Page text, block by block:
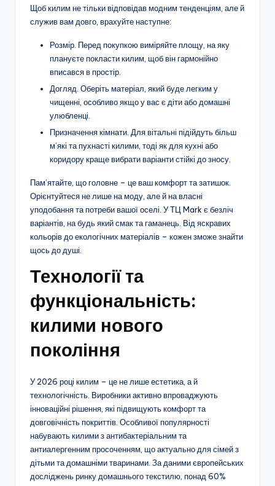
Щоб килим не тільки відповідав модним тенденціям, але й
служив вам довго, врахуйте наступне:
Розмір. Перед покупкою виміряйте площу, на яку
плануєте покласти килим, щоб він гармонійно
вписався в простір.
Догляд. Оберіть матеріал, який буде легким у
чищенні, особливо якщо у вас є діти або домашні
улюбленці.
Призначення кімнати. Для вітальні підійдуть більш
м’які та пухнасті килими, тоді як для кухні або
коридору краще вибрати варіанти стійкі до зносу.
Пам’ятайте, що головне – це ваш комфорт та затишок.
Орієнтуйтеся не лише на моду, але й на власні
уподобання та потреби вашої оселі. У ТЦ Mark є безліч
варіантів, на будь який смак та гаманець. Від яскравих
кольорів до екологічних матеріалів – кожен зможе знайти
щось до душі.
Технології та
функціональність:
килими нового
покоління
У 2026 році килим – це не лише естетика, а й
технологічність. Виробники активно впроваджують
інноваційні рішення, які підвищують комфорт та
довговічність покриттів. Особливої популярності
набувають килими з антибактеріальним та
антиалергенним просоченням, що актуально для сімей з
дітьми та домашніми тваринами. За даними європейських
досліджень ринку домашнього текстилю, понад 60%